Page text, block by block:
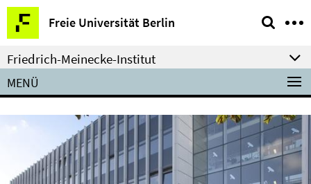
Springe
direkt
zu
Inhalt
Freie Universität Berlin
Service-
Navigation
Friedrich-Meinecke-Institut
MENÜ